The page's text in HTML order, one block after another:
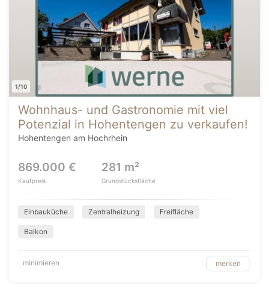
1/10
Wohnhaus- und Gastronomie mit viel
Potenzial in Hohentengen zu verkaufen!
Hohentengen am Hochrhein
869.000 €
Kaufpreis
281 m²
Grundstücksfläche
Einbauküche Zentralheizung Freifläche
Balkon
minimieren merken